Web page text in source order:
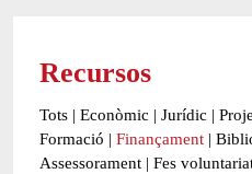
Recursos
Tots | Econòmic | Jurídic |
Formació | Finançament |
Assessorament | Fes